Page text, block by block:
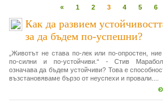
« 1 2 3 4 5 6
Как да развием
за да бъдем по-успешни?
„Животът не става по-лек или по-опростен,
по-силни и по-устойчиви.“ - Стив
означава да бъдем устойчиви? Това е
възстановяваме бързо от неуспехи и провали....